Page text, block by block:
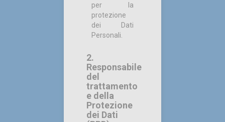
per la
protezione
dei Dati
Personali.
2.
Responsabile
del
trattamento
e della
Protezione
dei Dati